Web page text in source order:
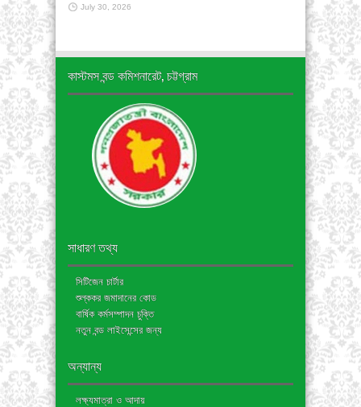
July 30, 2026
কাস্টমস বন্ড কমিশনারেট, চট্টগ্রাম
সাধারণ তথ্য
সিটিজেন চার্টার
শুল্ককর জমাদানের কোড
বার্ষিক কর্মসম্পাদন চুক্তি
নতুন বন্ড লাইসেন্সের জন্য
অন্যান্য
লক্ষ্যমাত্রা ও আদায়